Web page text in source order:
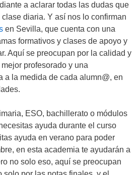
a aclarar todas las dudas que
diaria. Y así nos lo confirman
en Sevilla, que cuenta con una
formativos y clases de apoyo y
Aquí se preocupan por la calidad y
profesorado y una
a la medida de cada alumn@, en
ESO, bachillerato o módulos
ayuda durante el curso
ayuda en verano para poder
en esta academia te ayudarán a
no solo eso, aquí se preocupan